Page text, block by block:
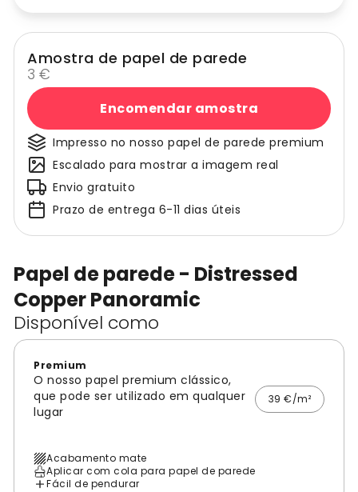
Papel de parede - Distressed
Copper Panoramic
Disponível como
Premium
O nosso papel premium clássico,
que pode ser utilizado em qualquer
lugar
39 €/m²
Acabamento mate
Aplicar com cola para papel de parede
Fácil de pendurar
Amostra de papel de parede
3 €
Encomendar amostra
Impresso no nosso papel de parede premium
Escalado para mostrar a imagem real
Envio gratuito
Prazo de entrega 6-11 dias úteis